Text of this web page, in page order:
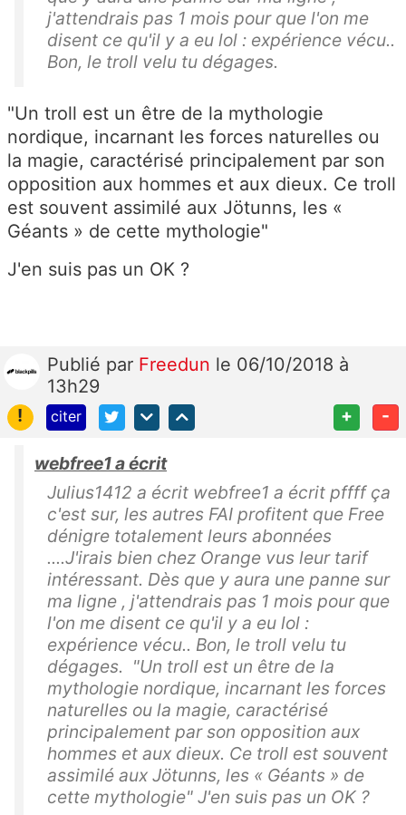
j'attendrais pas 1 mois pour que l'on me
disent ce qu'il y a eu lol : expérience vécu..
Bon, le troll velu tu dégages.
"Un troll est un être de la mythologie
nordique, incarnant les forces naturelles ou
la magie, caractérisé principalement par son
opposition aux hommes et aux dieux. Ce troll
est souvent assimilé aux Jötunns, les «
Géants » de cette mythologie"
J'en suis pas un OK ?
Publié par Freedun le 06/10/2018 à
13h29
!
citer + -
webfree1 a écrit
Julius1412 a écrit webfree1 a écrit pffff ça
c'est sur, les autres FAI profitent que Free
dénigre totalement leurs abonnées
....J'irais bien chez Orange vus leur tarif
intéressant. Dès que y aura une panne sur
ma ligne , j'attendrais pas 1 mois pour que
l'on me disent ce qu'il y a eu lol :
expérience vécu.. Bon, le troll velu tu
dégages. "Un troll est un être de la
mythologie nordique, incarnant les forces
naturelles ou la magie, caractérisé
principalement par son opposition aux
hommes et aux dieux. Ce troll est souvent
assimilé aux Jötunns, les « Géants » de
cette mythologie" J'en suis pas un OK ?